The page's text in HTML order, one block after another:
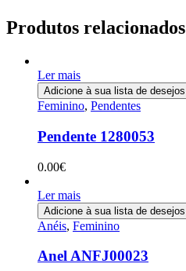
Produtos relacionados
Ler mais
Adicione à sua lista de desejos
Feminino, Pendentes
Pendente 1280053
0.00€
Ler mais
Adicione à sua lista de desejos
Anéis, Feminino
Anel ANFJ00023